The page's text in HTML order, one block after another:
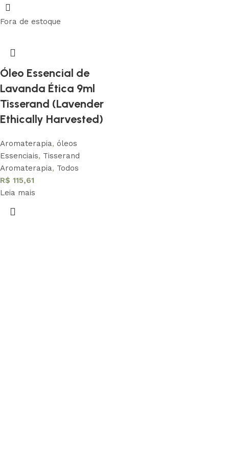
Fora de estoque
Óleo Essencial de
Lavanda Ética 9ml
Tisserand (Lavender
Ethically Harvested)
Aromaterapia, óleos
Essenciais, Tisserand
Aromaterapia, Todos
R$ 115,61
Leia mais